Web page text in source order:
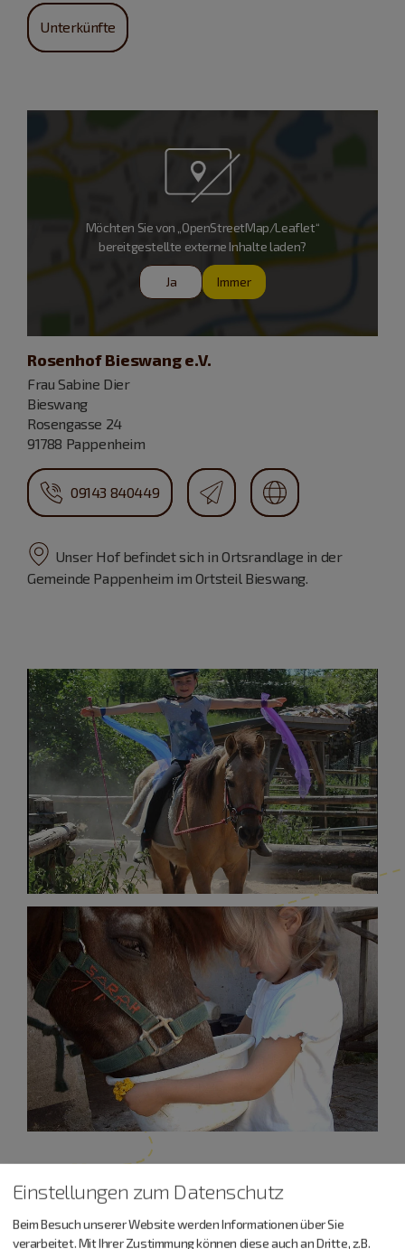
Unterkünfte
Möchten Sie von „OpenStreetMap/Leaflet“
bereitgestellte externe Inhalte laden?
Ja Immer
Rosenhof Bieswang e.V.
Frau Sabine Dier
Bieswang
Rosengasse 24
91788 Pappenheim
09143 840449
Unser Hof befindet sich in Ortsrandlage in der
Gemeinde Pappenheim im Ortsteil Bieswang.
Einstellungen zum Datenschutz
Beim Besuch unserer Website werden Informationen über Sie
verarbeitet. Mit Ihrer Zustimmung können diese auch an Dritte, z.B.